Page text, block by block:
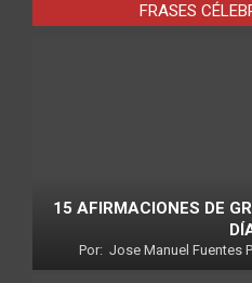
FRASES
15 AFIRMACIONES DE
Por: Jose Manuel Fuentes